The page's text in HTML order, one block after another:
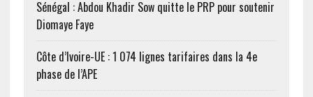
Sénégal : Abdou Khadir Sow quitte le PRP pour soutenir
Diomaye Faye
Côte d’Ivoire-UE : 1 074 lignes tarifaires dans la 4e
phase de l’APE